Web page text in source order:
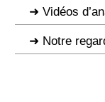
Vidéos
Notre